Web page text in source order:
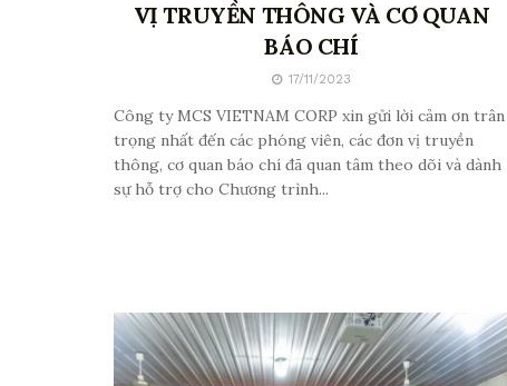
VỊ TRUYỀN THÔNG VÀ CƠ QUAN
BÁO CHÍ
17/11/2023
Công ty MCS VIETNAM CORP xin gửi lời cảm ơn trân
trọng nhất đến các phóng viên, các đơn vị truyền
thông, cơ quan báo chí đã quan tâm theo dõi và dành
sự hỗ trợ cho Chương trình...